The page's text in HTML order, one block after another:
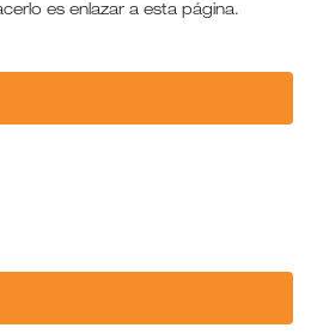
es enlazar a esta página.